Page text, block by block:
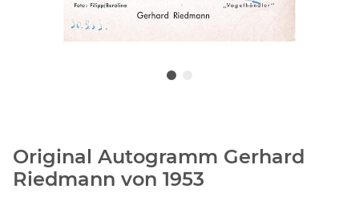
Original Autogramm Gerhard
Riedmann von 1953